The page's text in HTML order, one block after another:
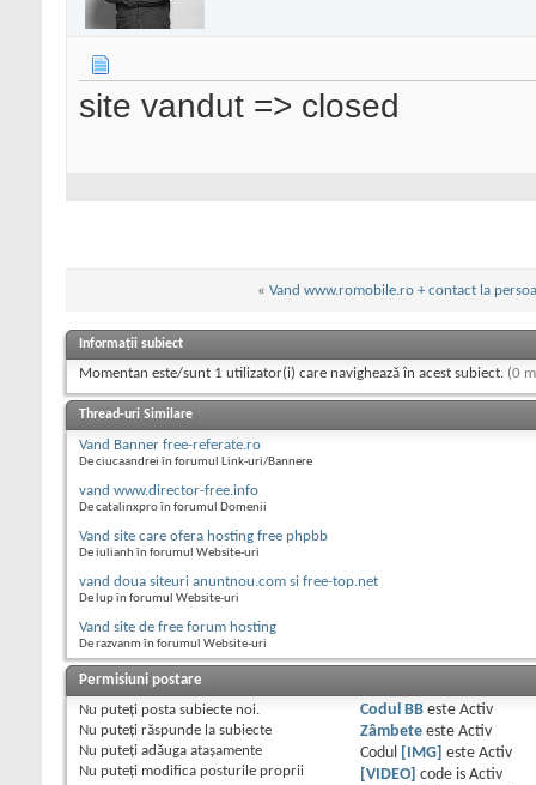
site vandut => closed
« Vand www.romobile.ro + contact la
Informații subiect
Momentan este/sunt 1 utilizator(i) care navighează în acest subiect. (0
Thread-uri Similare
Vand Banner free-referate.ro
De ciucaandrei în forumul Link-uri/Bannere
vand www.director-free.info
De catalinxpro în forumul Domenii
Vand site care ofera hosting free phpbb
De iulianh în forumul Website-uri
vand doua siteuri anuntnou.com si free-top.net
De lup în forumul Website-uri
Vand site de free forum hosting
De razvanm în forumul Website-uri
Permisiuni postare
Nu puteţi posta subiecte noi.
Nu puteţi răspunde la subiecte
Nu puteţi adăuga ataşamente
Nu puteţi modifica posturile proprii
Codul BBeste Activ
Zâmbeteeste Activ
Codul
[IMG] este Activ
[VIDEO]
code is Activ